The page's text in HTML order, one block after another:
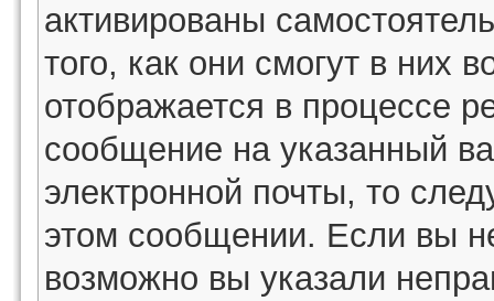
активированы
того, как они смогут в них
отображается в процессе
сообщение на указанный
электронной почты, то
этом сообщении. Если вы
возможно вы указали